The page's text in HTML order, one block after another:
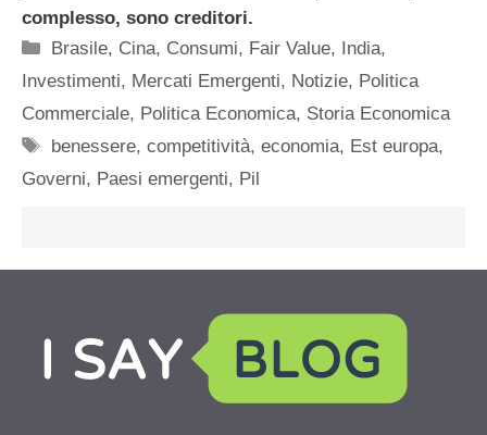
complesso, sono creditori.
Categorie
Brasile, Cina, Consumi, Fair Value, India,
Investimenti, Mercati Emergenti, Notizie, Politica
Commerciale, Politica Economica, Storia Economica
Tag
benessere,competitività,economia, Est europa,
Governi, Paesi emergenti, Pil